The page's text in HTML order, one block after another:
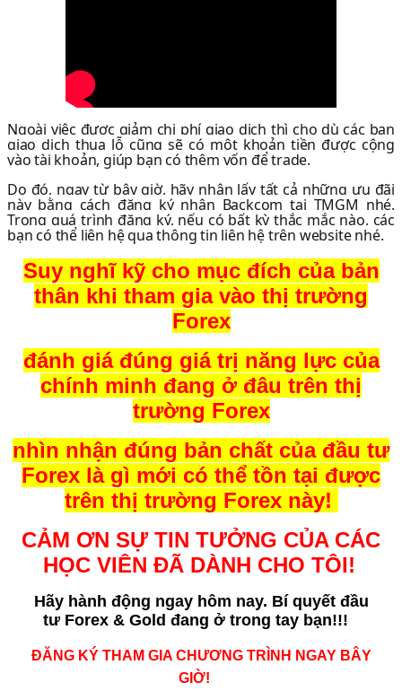
Ngoài việc được giảm chi phí giao dịch thì cho dù các bạn
giao dịch thua lỗ cũng sẽ có một khoản tiền được cộng
vào tài khoản, giúp bạn có thêm vốn để trade.
Do đó, ngay từ bây giờ, hãy nhận lấy tất cả những ưu đãi
này bằng cách đăng ký nhận Backcom tại TMGM nhé.
Trong quá trình đăng ký, nếu có bất kỳ thắc mắc nào, các
bạn có thể liên hệ qua thông tin liên hệ trên website nhé.
Suy nghĩ kỹ cho mục đích của bản
thân khi tham gia vào thị trường
Forex
đánh giá đúng giá trị năng lực của
chính minh đang ở đâu trên thị
trường Forex
nhìn nhận đúng bản chất của đầu tư
Forex là gì mới có thể tồn tại được
trên thị trường Forex này!
CẢM ƠN SỰ TIN TƯỞNG CỦA CÁC
HỌC VIÊN ĐÃ DÀNH CHO TÔI!
Hãy hành động ngay hôm nay. Bí quyết đầu
tư Forex & Gold đang ở trong tay bạn!!!
ĐĂNG KÝ THAM GIA CHƯƠNG TRÌNH NGAY BÂY
GIỜ!